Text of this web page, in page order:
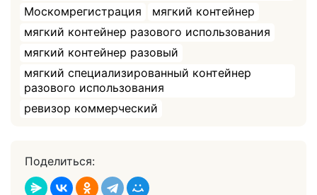
Москомрегистрация
мягкий контейнер
мягкий контейнер разового использования
мягкий контейнер разовый
мягкий специализированный контейнер
разового использования
ревизор коммерческий
Поделиться: